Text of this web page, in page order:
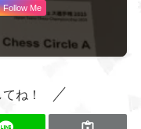
Follow Me
ね！